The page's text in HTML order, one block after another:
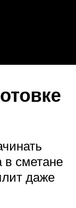
в сметане
даже